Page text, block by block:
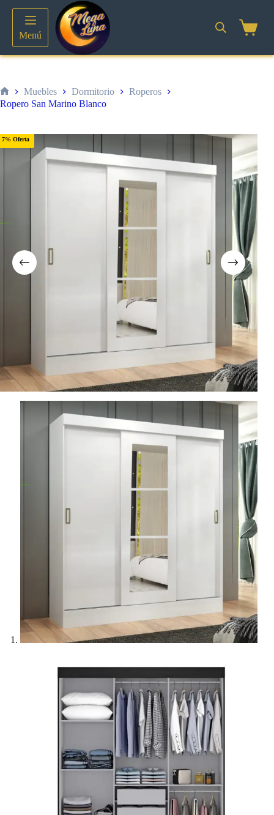
contenido
Menú
Inicio
Muebles Dormitorio
Roperos
Ropero San Marino Blanco
7% Oferta